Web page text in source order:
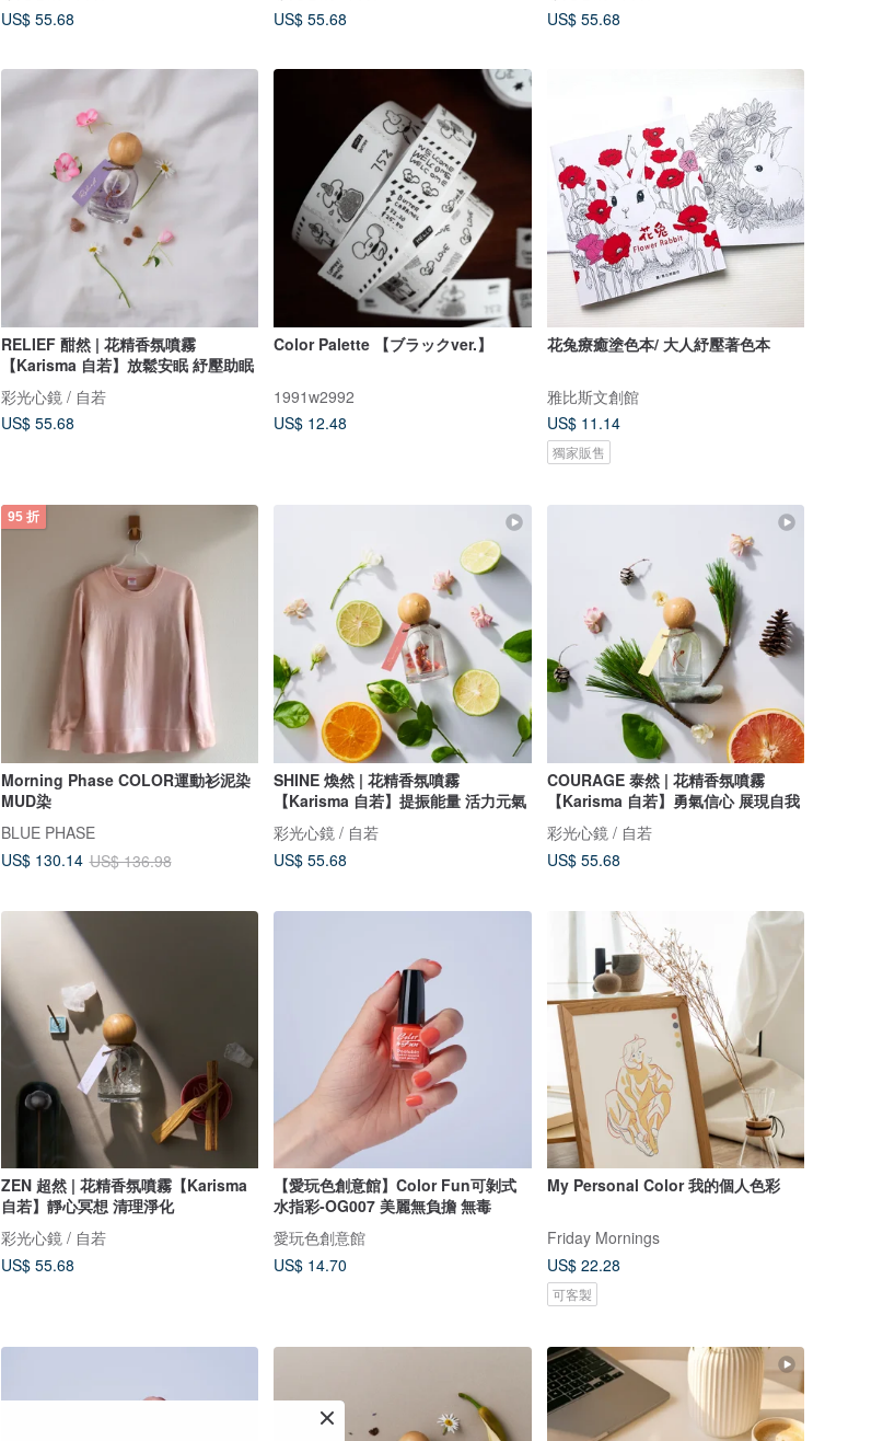
US$ 55.68
US$ 55.68
US$ 55.68
RELIEF 酣然 | 花精香氛噴霧
【Karisma 自若】放鬆安眠 紓壓助眠
彩光心鏡 / 自若
US$ 55.68
Color Palette 【ブラックver.】
1991w2992
US$ 12.48
花兔療癒塗色本/ 大人紓壓著色本
雅比斯文創館
US$ 11.14
獨家販售
95 折
Morning Phase COLOR運動衫泥染
MUD染
BLUE PHASE
US$ 130.14 US$ 136.98
SHINE 煥然 | 花精香氛噴霧
【Karisma 自若】提振能量 活力元氣
彩光心鏡 / 自若
US$ 55.68
COURAGE 泰然 | 花精香氛噴霧
【Karisma 自若】勇氣信心 展現自我
彩光心鏡 / 自若
US$ 55.68
ZEN 超然 | 花精香氛噴霧【Karisma
自若】靜心冥想 清理淨化
彩光心鏡 / 自若
US$ 55.68
【愛玩色創意館】Color Fun可剝式
水指彩-OG007 美麗無負擔 無毒
愛玩色創意館
US$ 14.70
My Personal Color 我的個人色彩
Friday Mornings
US$ 22.28
可客製